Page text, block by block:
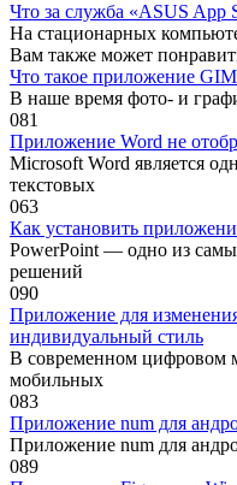
Что за служба «ASUS App
На стационарных
Вам также может
Что такое приложение
В наше время фото- и
081
Приложение Word не
Microsoft Word является
текстовых
063
Как установить
PowerPoint — одно из
решений
090
Приложение для
индивидуальный стиль
В современном цифровом
мобильных
083
Приложение num для
Приложение num для
089